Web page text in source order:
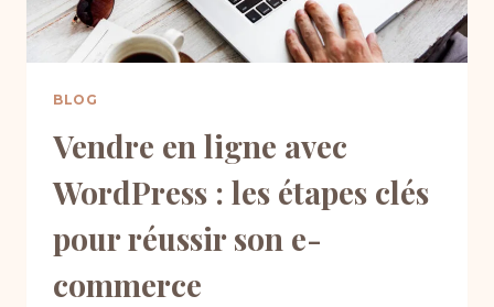
BLOG
Vendre en ligne avec
WordPress : les étapes clés
pour réussir son e-
commerce